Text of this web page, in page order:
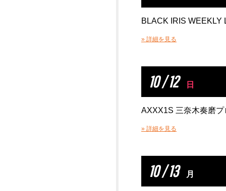
BLACK IRIS WEEKLY
» 詳細を見る
10 / 12 日
AXXX1S 三奈木奏磨
» 詳細を見る
10 / 13 月